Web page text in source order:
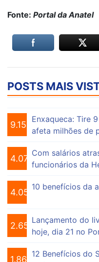
Fonte: Portal da Anatel
POSTS MAIS
9.155
Enxaqueca: Tire
afeta milhões de
4.075
Com salários
funcionários da
4.056
10 benefícios da
2.652
Lançamento do
hoje, dia 21 no
1.864
12 Benefícios do